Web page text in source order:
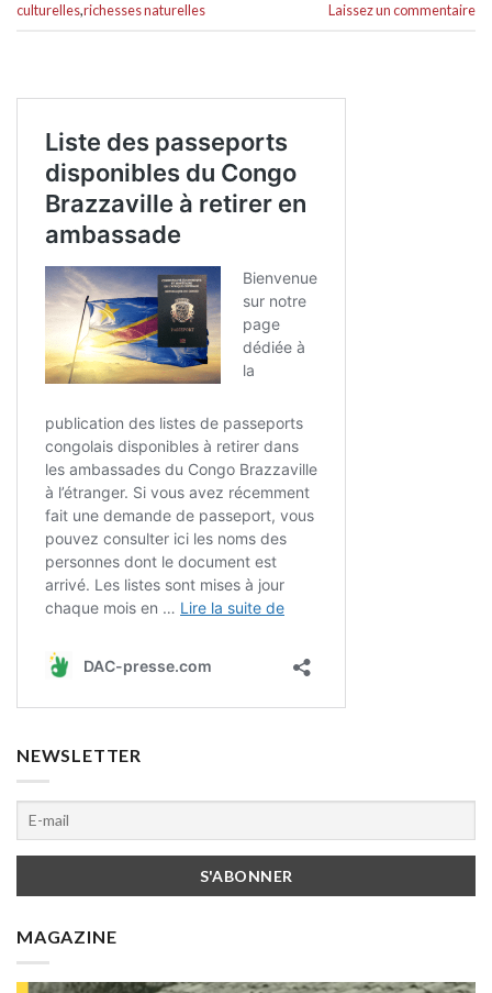
culturelles,richesses naturelles Laissez un commentaire
NEWSLETTER
MAGAZINE